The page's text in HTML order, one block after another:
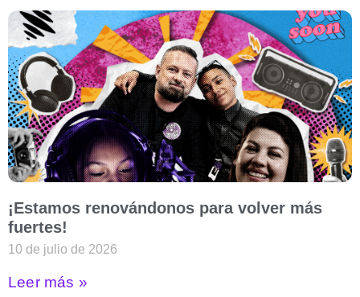
¡Estamos renovándonos para volver más
fuertes!
10 de julio de 2026
Leer más »